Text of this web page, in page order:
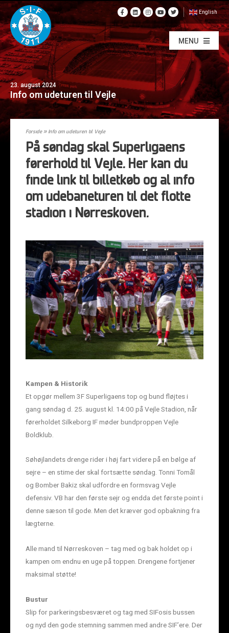
English
MENU
23. august 2024
Info om udeturen til Vejle
Forside»Info om udeturen til Vejle
På søndag skal Superligaens
førerhold til Vejle. Her kan du
finde link til billetkøb og al info
om udebaneturen til det flotte
stadion i Nørreskoven.
Kampen & Historik
Et opgør mellem 3F Superligaens top og bund fløjtes i
gang søndag d. 25. august kl. 14:00 på Vejle Stadion, når
førerholdet Silkeborg IF møder bundproppen Vejle
Boldklub.
Søhøjlandets drenge rider i høj fart videre på en bølge af
sejre – en stime der skal fortsætte søndag. Tonni Tomål
og Bomber Bakiz skal udfordre en formsvag Vejle
defensiv. VB har den første sejr og endda det første point i
denne sæson til gode. Men det kræver god opbakning fra
lægterne.
Alle mand til Nørreskoven – tag med og bak holdet op i
kampen om endnu en uge på toppen. Drengene fortjener
maksimal støtte!
Bustur
Slip for parkeringsbesværet og tag med SIFosis bussen
og nyd den gode stemning sammen med andre SIF’ere. Der